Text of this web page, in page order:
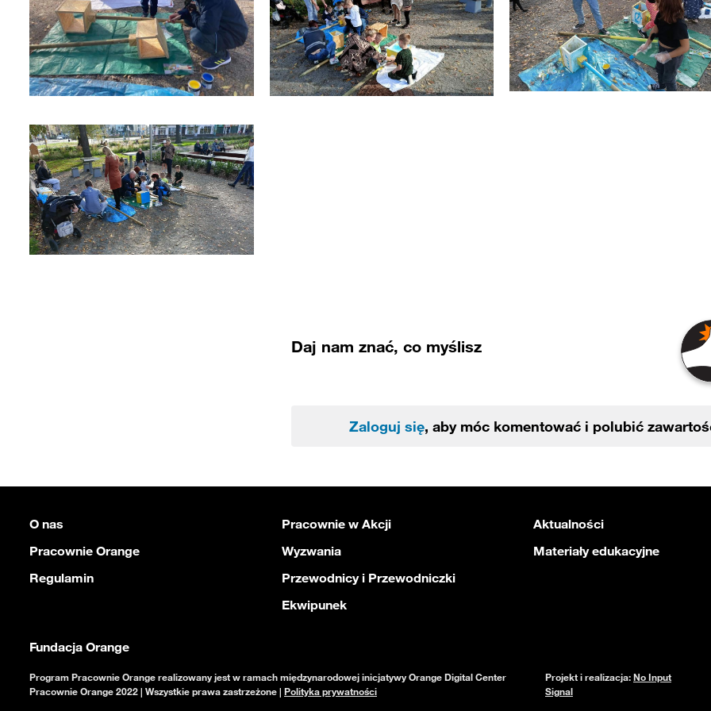
Daj nam znać, co myślisz
Zaloguj się, aby móc komentować i polubić
O nas
Pracownie Orange
Regulamin
Pracownie w Akcji
Wyzwania
Przewodnicy i Przewodniczki
Ekwipunek
Aktualności
Materiały edukacyjne
Fundacja Orange
Program Pracownie Orange realizowany jest w ramach międzynarodowej inicjatywy Orange Digital Center
Pracownie Orange 2022 | Wszystkie prawa zastrzeżone | Polityka prywatności
Projekt i realizacja:No Input
Signal